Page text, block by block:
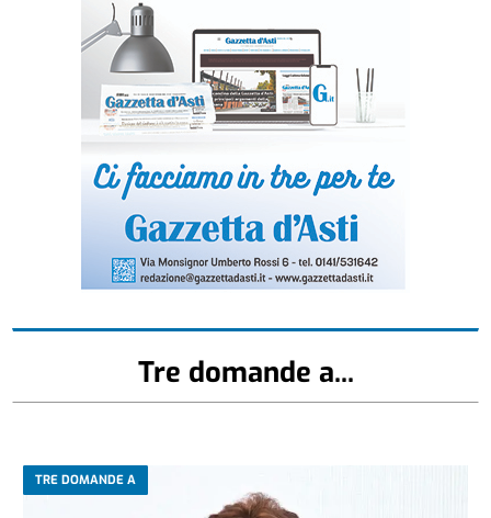
Tre domande a...
TRE DOMANDE A